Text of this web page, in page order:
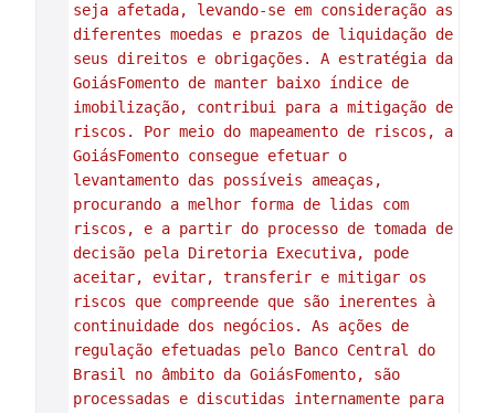
seja afetada, levando-se em consideração as
diferentes moedas e prazos de liquidação de
seus direitos e obrigações. A estratégia da
GoiásFomento de manter baixo índice de
imobilização, contribui para a mitigação de
riscos. Por meio do mapeamento de riscos, a
GoiásFomento consegue efetuar o
levantamento das possíveis ameaças,
procurando a melhor forma de lidas com
riscos, e a partir do processo de tomada de
decisão pela Diretoria Executiva, pode
aceitar, evitar, transferir e mitigar os
riscos que compreende que são inerentes à
continuidade dos negócios. As ações de
regulação efetuadas pelo Banco Central do
Brasil no âmbito da GoiásFomento, são
processadas e discutidas internamente para